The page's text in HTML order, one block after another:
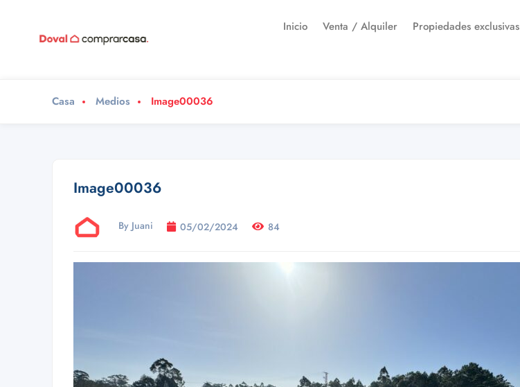
Inicio Venta / Alquiler Propiedades exclusivas
Casa Medios Image00036
Image00036
By Juani 05/02/2024 84